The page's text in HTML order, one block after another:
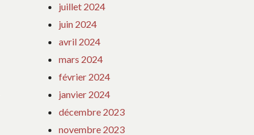
juillet 2024
juin 2024
avril 2024
mars 2024
février 2024
janvier 2024
décembre 2023
novembre 2023